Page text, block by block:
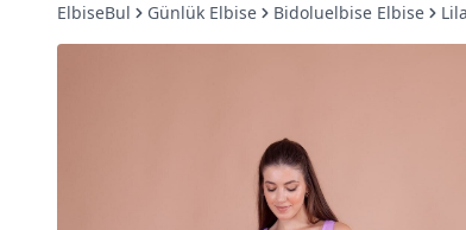
ElbiseBul Günlük Elbise Bidoluelbise Elbise